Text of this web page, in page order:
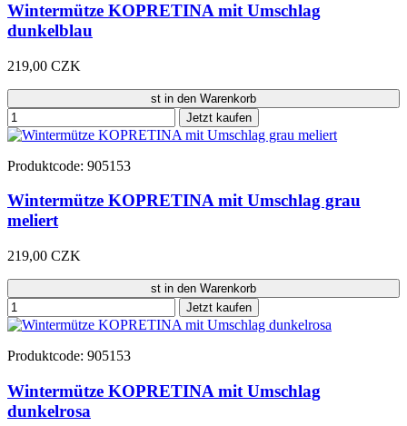
Wintermütze KOPRETINA mit Umschlag
dunkelblau
219,00 CZK
st in den Warenkorb
Jetzt kaufen
Produktcode: 905153
Wintermütze KOPRETINA mit Umschlag grau
meliert
219,00 CZK
st in den Warenkorb
Jetzt kaufen
Produktcode: 905153
Wintermütze KOPRETINA mit Umschlag
dunkelrosa